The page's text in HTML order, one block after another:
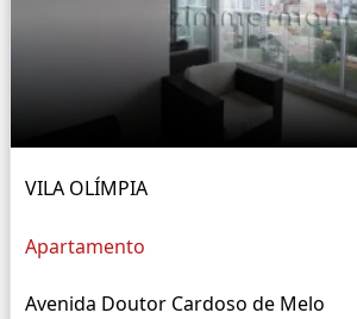
VILA OLÍMPIA
Apartamento
Avenida Doutor Cardoso de Melo